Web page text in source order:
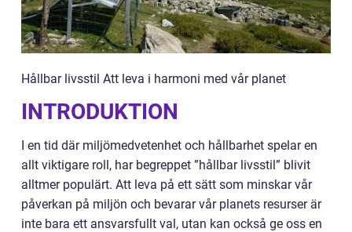
Hållbar livsstil Att leva i harmoni med vår planet
INTRODUKTION
I en tid där miljömedvetenhet och hållbarhet spelar en
allt viktigare roll, har begreppet ”hållbar livsstil” blivit
alltmer populärt. Att leva på ett sätt som minskar vår
påverkan på miljön och bevarar vår planets resurser är
inte bara ett ansvarsfullt val, utan kan också ge oss en